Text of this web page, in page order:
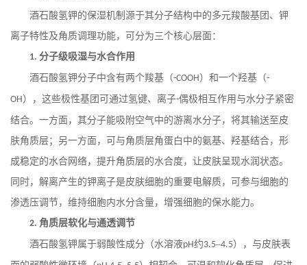
酒石酸氢钾的保湿机制源于其分子结构中的多元羧酸基团、钾
离子特性及角质调理功能，可分为三个核心层面：
1. 分子级吸湿与水合作用
酒石酸氢钾分子中含有两个羧基（-COOH）和一个羟基（-
OH），这些极性基团可通过氢键、离子-偶极相互作用与水分子紧密
结合。一方面，其分子能吸附空气中的游离水分子，将其输送至皮
肤角质层；另一方面，可与角质层角蛋白中的氨基、羟基结合，形
成稳定的水合网络，提升角质层的水合度，让皮肤呈现水润状态。
同时，解离产生的钾离子是皮肤细胞的重要电解质，可参与细胞的
渗透压调节，维持细胞内水分含量，增强细胞的保水能力。
2. 角质层软化与通透调节
酒石酸氢钾属于弱酸性成分（水溶液pH约3.5–4.5），与皮肤表